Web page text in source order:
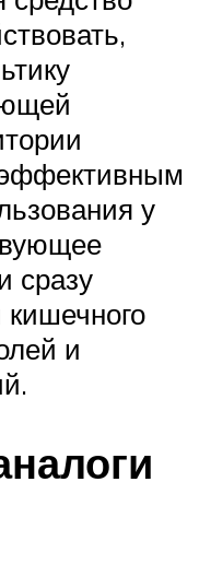
у
сразу
кишечного
и